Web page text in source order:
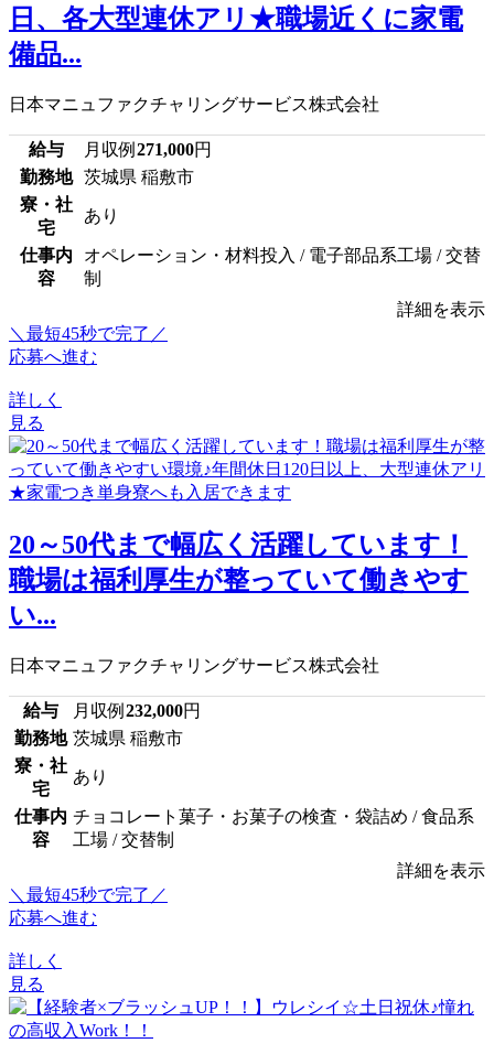
日、各大型連休アリ★職場近くに家電
備品...
日本マニュファクチャリングサービス株式会社
給与 月収例 271,000円
勤務地
茨城県 稲敷市
寮・社
宅
あり
仕事内
容
オペレーション・材料投入 / 電子部品系工場 / 交替
制
詳細を表示
＼最短45秒で完了／
応募へ進む
詳しく
見る
20～50代まで幅広く活躍しています！
職場は福利厚生が整っていて働きやす
い...
日本マニュファクチャリングサービス株式会社
給与 月収例 232,000円
勤務地 茨城県 稲敷市
寮・社
宅
あり
仕事内
容
チョコレート菓子・お菓子の検査・袋詰め / 食品系
工場 / 交替制
詳細を表示
＼最短45秒で完了／
応募へ進む
詳しく
見る